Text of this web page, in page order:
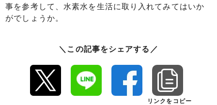
事を参考して、水素水を生活に取り入れてみてはいか
がでしょうか。
＼この記事をシェアする／
リンクをコピー